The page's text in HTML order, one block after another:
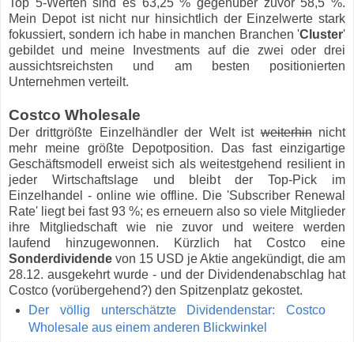
Mein Depot ist nicht nur hinsichtlich der Einzelwerte stark
fokussiert, sondern ich habe in manchen Branchen 'Cluster'
gebildet und meine Investments auf die zwei oder drei
aussichtsreichsten und am besten positionierten
Unternehmen verteilt.
Costco Wholesale
Der drittgrößte Einzelhändler der Welt istweiterhinnicht
mehr meine größte Depotposition. Das fast einzigartige
Geschäftsmodell erweist sich als weitestgehend resilient in
jeder Wirtschaftslage und bleibt der Top-Pick im
Einzelhandel - online wie offline. Die 'Subscriber Renewal
Rate' liegt bei fast 93 %; es erneuern also so viele Mitglieder
ihre Mitgliedschaft wie nie zuvor und weitere werden
laufend hinzugewonnen. Kürzlich hat Costco eine
Sonderdividende von 15 USD je Aktie angekündigt, die am
28.12. ausgekehrt wurde - und der Dividendenabschlag hat
Costco (vorübergehend?) den Spitzenplatz gekostet.
Der völlig unterschätzte Dividendenstar: Costco
Wholesale aus einem anderen Blickwinkel